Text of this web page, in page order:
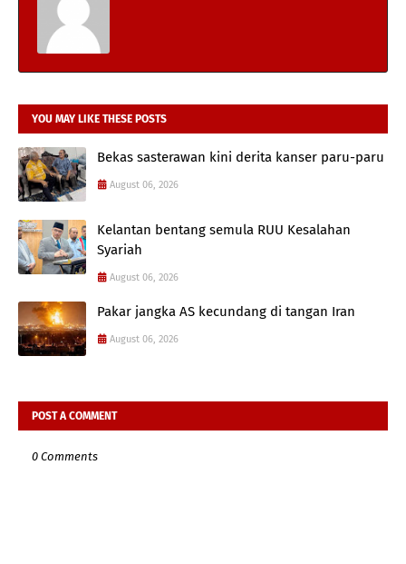
YOU MAY LIKE THESE POSTS
Bekas sasterawan kini derita kanser paru-paru
August 06, 2026
Kelantan bentang semula RUU Kesalahan
Syariah
August 06, 2026
Pakar jangka AS kecundang di tangan Iran
August 06, 2026
POST A COMMENT
0 Comments